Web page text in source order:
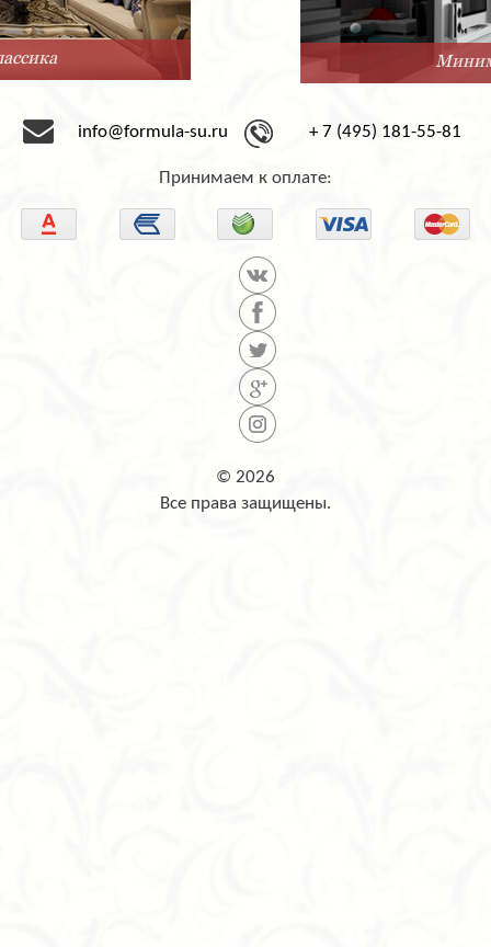
info@formula-su.ru + 7 (495) 181-55-81
Принимаем к оплате:
© 2026
Все права защищены.